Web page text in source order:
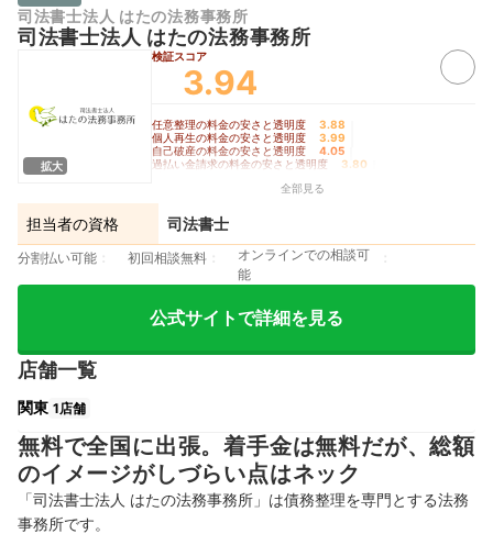
司法書士法人 はたの法務事務所
司法書士法人 はたの法務事務所
拡大
検証スコア
3.94
任意整理の料金の安さと透明度 3.88
個人再生の料金の安さと透明度 3.99
自己破産の料金の安さと透明度 4.05
過払い金請求の料金の安さと透明度 3.80
全部見る
担当者の資格 司法書士
分割払い可能 初回相談無料
オンラインでの相談可
能
公式サイトで詳細を見る
店舗一覧
関東 1店舗
無料で全国に出張。着手金は無料だが、総額
のイメージがしづらい点はネック
「司法書士法人 はたの法務事務所」は債務整理を専門とする法務
事務所です。